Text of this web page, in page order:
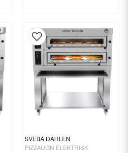
SVEBA DAHLEN
PIZZAUGN ELEKTRISK